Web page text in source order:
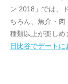
ン 2018」では、
ちろん、魚介・
種類以上が楽しめ
日比谷でデート